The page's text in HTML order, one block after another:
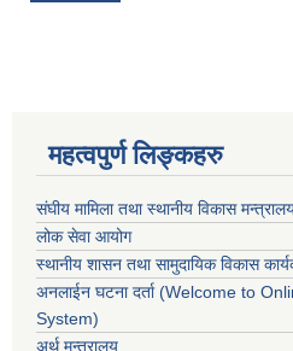
महत्वपुर्ण लिङ्कहरु
संघीय मामिला तथा स्थानीय विकास
लोक सेवा आयोग
स्थानीय शासन तथा सामुदायिक विकास
अनलाईन घटना दर्ता (Welcome to
System)
अर्थ मन्त्रालय